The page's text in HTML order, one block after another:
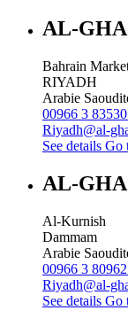
AL-
Bahrain
RIYADH
Arabie
00966 3
Riyadh@al-
See details Go
AL-
Al-Kurnish
Dammam
Arabie
00966 3
Riyadh@al-
See details Go